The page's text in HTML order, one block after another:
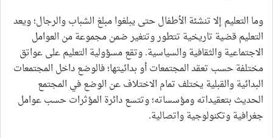
وما التعليم إلا تنشئة الأطفال حتى يبلغوا مبلغ الشباب والرجال؛ ويعد
التعليم قضية تاريخية تتطور وتتغير ضمن مجموعة من العوامل
الاجتماعية والثقافية والسياسية. وتقع مسؤولية التعليم على عواتق
مختلفة حسب تعقد المجتمعات أو بدائيتها؛ فالوضع داخل المجتمعات
البدائية والقبلية يختلف تمام الاختلاف عن الوضع في المجتمع
الحديث بتعقيداته ومؤسساته؛ وتتسع دائرة المؤثرات حسب عوامل
جغرافية وتكنولوجية واتصالية.